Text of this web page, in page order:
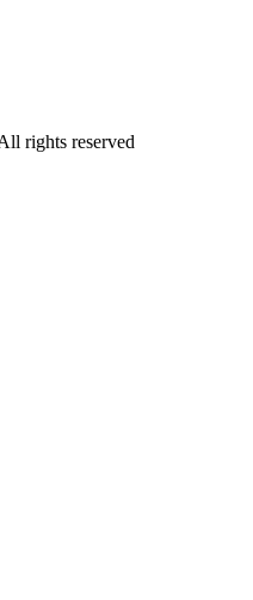
rights reserved